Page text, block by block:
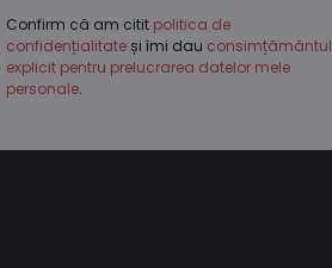
Confirm că am citit politica de
confidențialitateși îmi dau consimțământul
explicit pentru prelucrarea datelor mele
personale.